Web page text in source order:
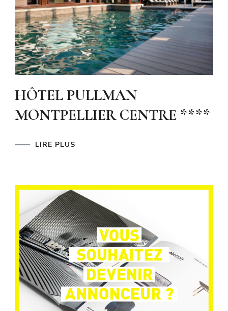
HÔTEL PULLMAN
MONTPELLIER CENTRE ****
LIRE PLUS